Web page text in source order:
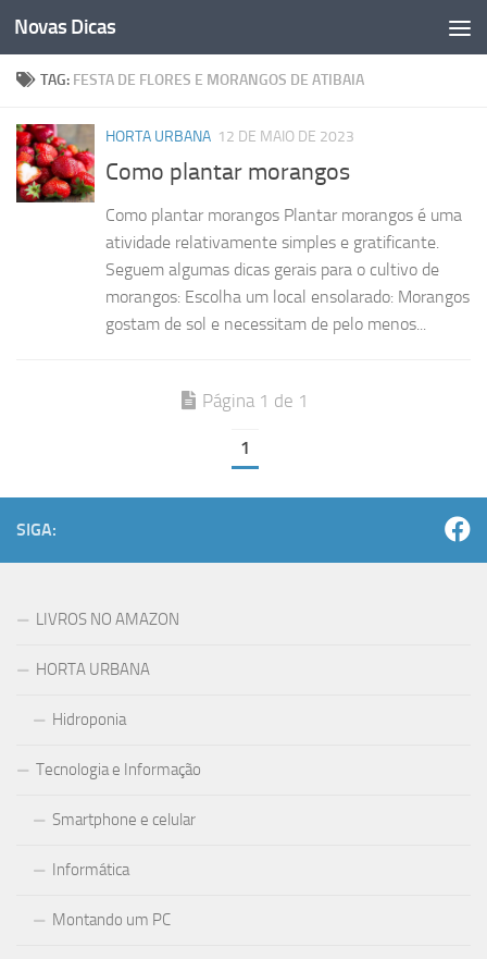
Skip to content
Novas Dicas
TAG: FESTA DE FLORES E MORANGOS DE ATIBAIA
HORTA URBANA 12 DE MAIO DE 2023
Como plantar morangos
Como plantar morangos Plantar morangos é uma
atividade relativamente simples e gratificante.
Seguem algumas dicas gerais para o cultivo de
morangos: Escolha um local ensolarado: Morangos
gostam de sol e necessitam de pelo menos...
Página 1 de 1
1
SIGA:
LIVROS NO AMAZON
HORTA URBANA
Hidroponia
Tecnologia e Informação
Smartphone e celular
Informática
Montando um PC